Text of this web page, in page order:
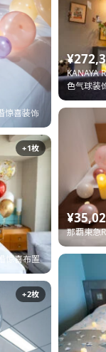
惊喜装饰
KANAYA
色气球装
那覇東急
+1枚
惊喜布置
+2枚